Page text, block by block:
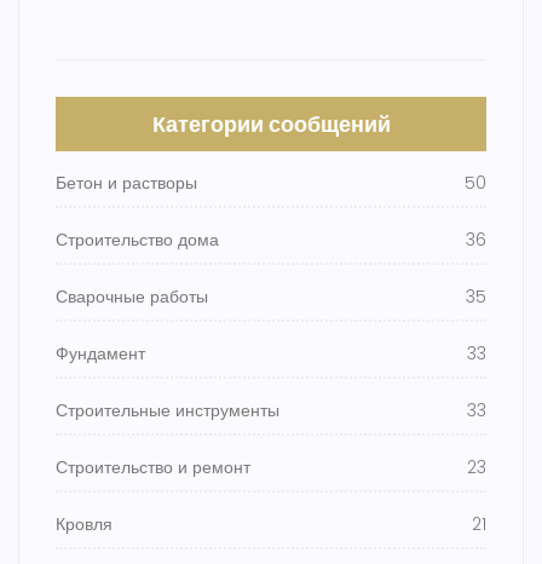
Категории сообщений
Бетон и растворы 50
Строительство дома 36
Сварочные работы 35
Фундамент 33
Строительные инструменты 33
Строительство и ремонт 23
Кровля 21